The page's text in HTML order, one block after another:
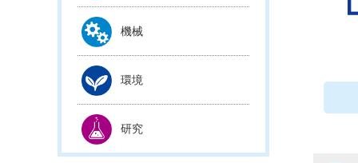
機械
環境
研究